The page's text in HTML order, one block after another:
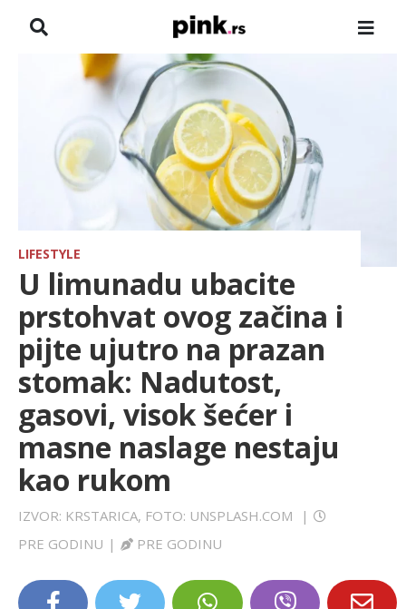
NASLOVNA
ZADRUGA
HRONIKA
FARMERI
TV
SPORT
LIFESTYLE
EXTRA
LIFESTYLE
U limunadu ubacite
prstohvat ovog začina i
pijte ujutro na prazan
stomak: Nadutost,
gasovi, visok šećer i
masne naslage nestaju
kao rukom
IZVOR: KRSTARICA, FOTO: UNSPLASH.COM
|
PRE GODINU | PRE GODINU